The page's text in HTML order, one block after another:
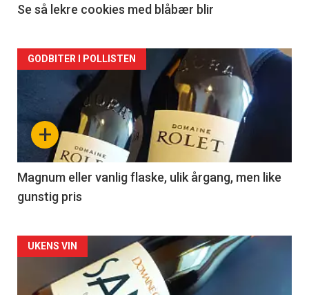
2
Se så lekre cookies med blåbær blir
Forsiden
akkurat
nå
3
+
GODBITER I POLLISTEN
Magnum eller vanlig flaske, ulik årgang, men like
gunstig pris
Forsiden
akkurat
UKENS VIN